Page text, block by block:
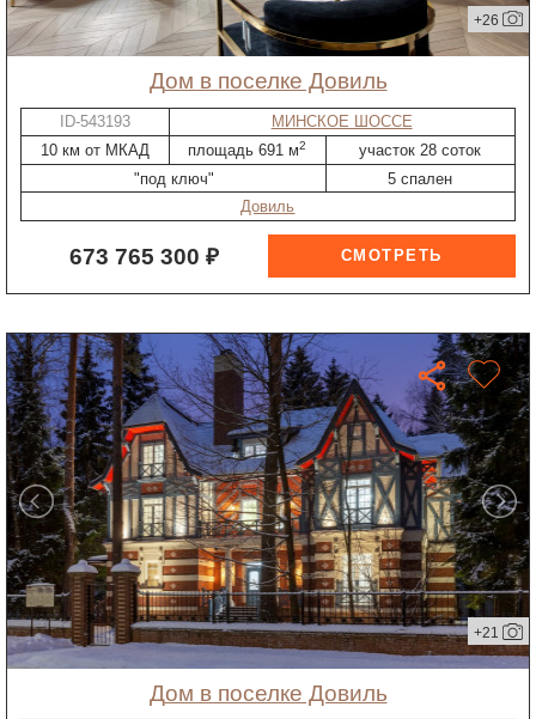
+26
дом в поселке Довиль
ID-543193
МИНСКОЕ ШОССЕ
10 км от МКАД
площадь 691 м2
участок 28 соток
"под ключ"
5 спален
Довиль
673 765 300 ₽
+21
дом в поселке Довиль